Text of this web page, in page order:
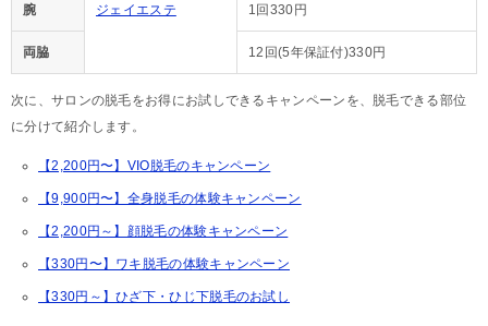
ジェイエステ
腕 1回330円
両脇 12回(5年保証付)330円
次に、サロンの脱毛をお得にお試しできるキャンペーンを、脱毛できる部位
に分けて紹介します。
【2,200円〜】VIO脱毛のキャンペーン
【9,900円〜】全身脱毛の体験キャンペーン
【2,200円～】顔脱毛の体験キャンペーン
【330円〜】ワキ脱毛の体験キャンペーン
【330円～】ひざ下・ひじ下脱毛のお試し